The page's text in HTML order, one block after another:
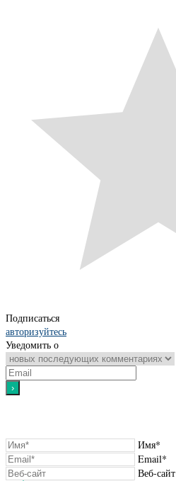
Подписаться
авторизуйтесь
Уведомить о
Имя*
Email*
Веб-сайт